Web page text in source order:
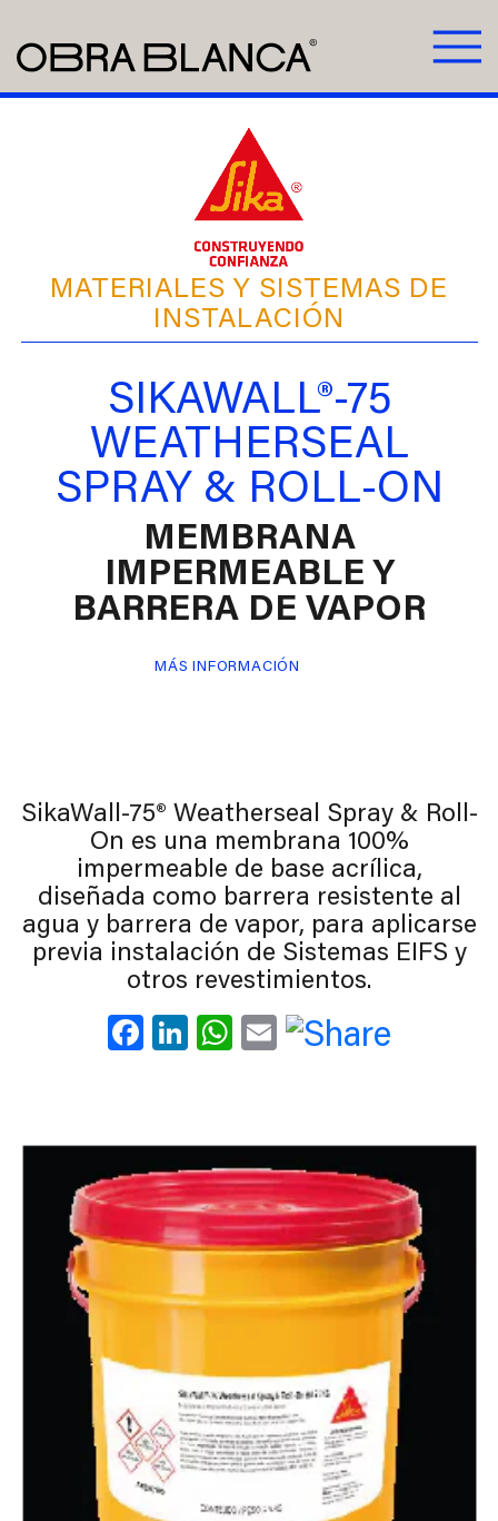
MATERIALES Y SISTEMAS DE
INSTALACIÓN
SIKAWALL®-75
WEATHERSEAL
SPRAY & ROLL-ON
MEMBRANA
IMPERMEABLE Y
BARRERA DE VAPOR
MÁS INFORMACIÓN
SikaWall-75® Weatherseal Spray & Roll-
On es una membrana 100%
impermeable de base acrílica,
diseñada como barrera resistente al
agua y barrera de vapor, para aplicarse
previa instalación de Sistemas EIFS y
otros revestimientos.
Facebook
LinkedIn
WhatsApp
Email